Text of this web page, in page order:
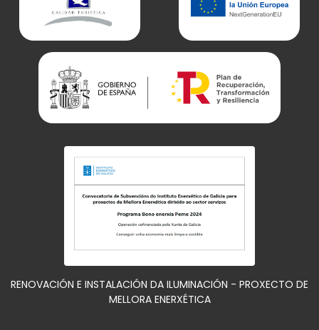
RENOVACIÓN E INSTALACIÓN DA ILUMINACIÓN - PROXECTO DE
MELLORA ENERXÉTICA